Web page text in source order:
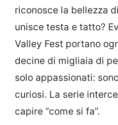
riconosce la bellezza
unisce testa e tatto?
Valley Fest portano
decine di migliaia di
solo appassionati:
curiosi. La serie
capire “come si fa”.